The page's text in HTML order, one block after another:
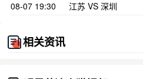
08-07 19:30
江苏 VS 深圳
相关资讯